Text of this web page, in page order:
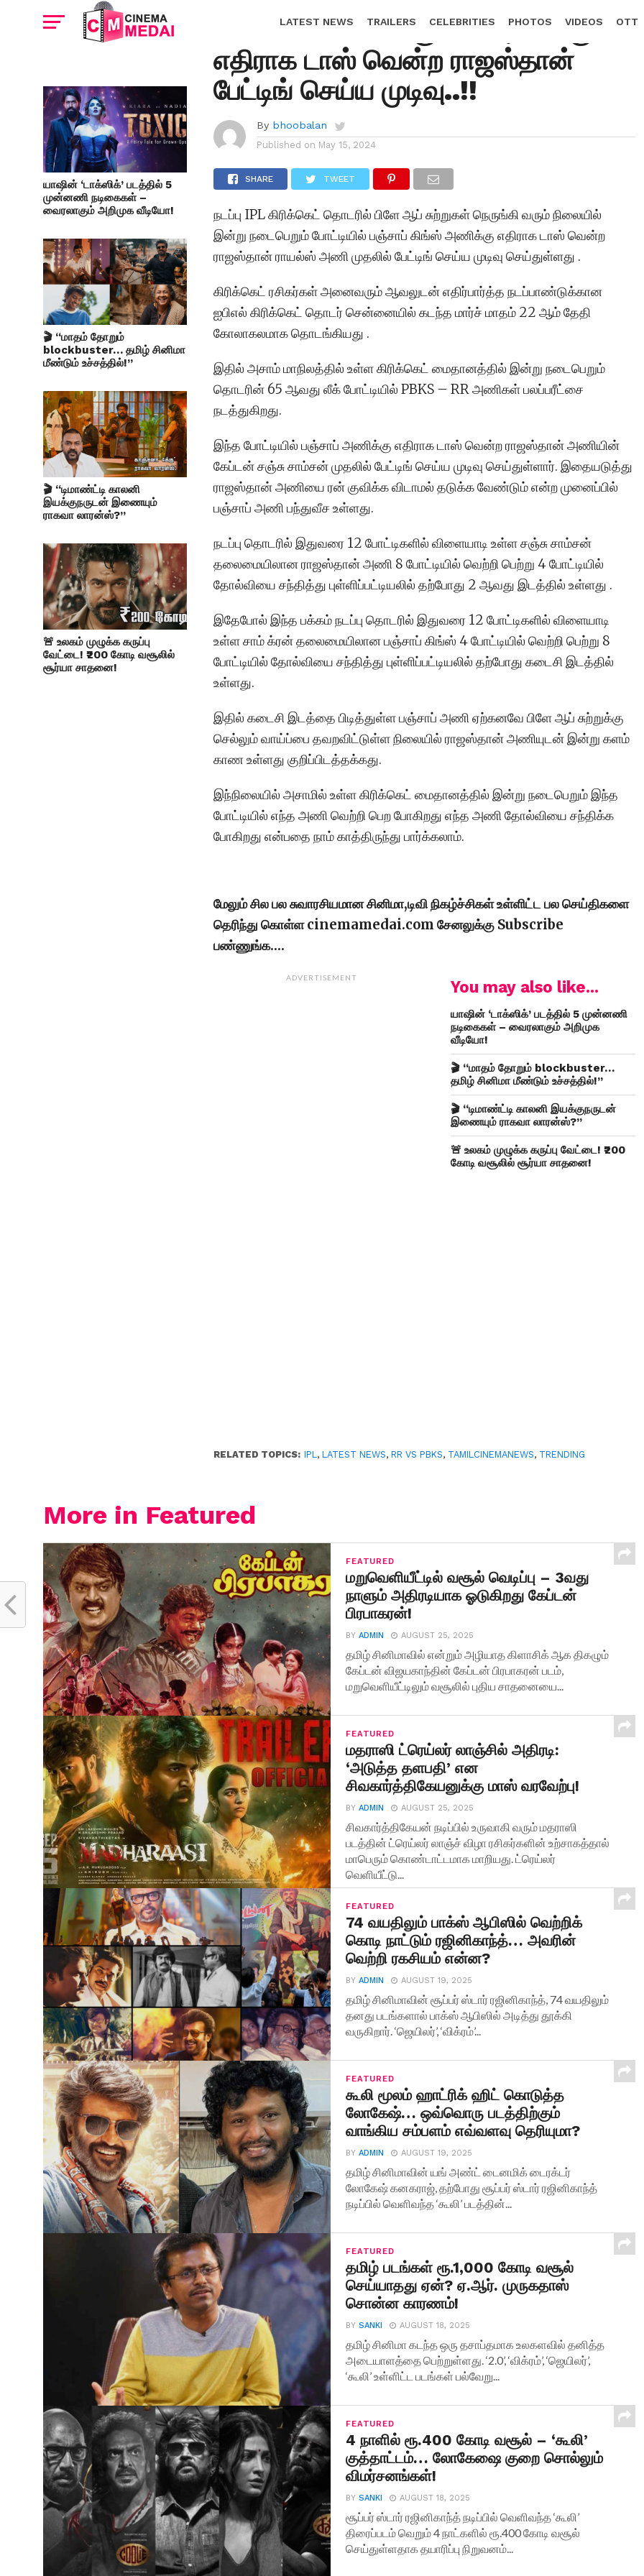
LATEST NEWS TRAILERS CELEBRITIES PHOTOS VIDEOS OTT
யாஷின் ‘டாக்ஸிக்’ படத்தில் 5
முன்னணி நடிகைகள் –
வைரலாகும் அறிமுக வீடியோ!
🎬 “மாதம் தோறும்
blockbuster… தமிழ் சினிமா
மீண்டும் உச்சத்தில்!”
🎬 “டிமாண்ட்டி காலனி
இயக்குநருடன் இணையும்
ராகவா லாரன்ஸ்?”
🚨 உலகம் முழுக்க கருப்பு
வேட்டை! ₹200 கோடி வசூலில்
சூர்யா சாதனை!
PBKS VS RR : பஞ்சாப் அணிக்கு
எதிராக டாஸ் வென்ற ராஜஸ்தான்
பேட்டிங் செய்ய முடிவு..!!
By bhoobalan
Published on May 15, 2024
SHARE TWEET
நடப்பு IPL கிரிக்கெட் தொடரில் பிளே ஆப் சுற்றுகள் நெருங்கி வரும் நிலையில்
இன்று நடைபெறும் போட்டியில் பஞ்சாப் கிங்ஸ் அணிக்கு எதிராக டாஸ் வென்ற
ராஜஸ்தான் ராயல்ஸ் அணி முதலில் பேட்டிங் செய்ய முடிவு செய்துள்ளது .
கிரிக்கெட் ரசிகர்கள் அனைவரும் ஆவலுடன் எதிர்பார்த்த நடப்பாண்டுக்கான
ஐபிஎல் கிரிக்கெட் தொடர் சென்னையில் கடந்த மார்ச் மாதம் 22 ஆம் தேதி
கோலாகலமாக தொடங்கியது .
இதில் அசாம் மாநிலத்தில் உள்ள கிரிக்கெட் மைதானத்தில் இன்று நடைபெறும்
தொடரின் 65 ஆவது லீக் போட்டியில் PBKS – RR அணிகள் பலப்பரீட்சை
நடத்துகிறது.
இந்த போட்டியில் பஞ்சாப் அணிக்கு எதிராக டாஸ் வென்ற ராஜஸ்தான் அணியின்
கேப்டன் சஞ்சு சாம்சன் முதலில் பேட்டிங் செய்ய முடிவு செய்துள்ளார். இதையடுத்து
ராஜஸ்தான் அணியை ரன் குவிக்க விடாமல் தடுக்க வேண்டும் என்ற முனைப்பில்
பஞ்சாப் அணி பந்துவீச உள்ளது.
நடப்பு தொடரில் இதுவரை 12 போட்டிகளில் விளையாடி உள்ள சஞ்சு சாம்சன்
தலைமையிலான ராஜஸ்தான் அணி 8 போட்டியில் வெற்றி பெற்று 4 போட்டியில்
தோல்வியை சந்தித்து புள்ளிப்பட்டியலில் தற்போது 2 ஆவது இடத்தில் உள்ளது .
இதேபோல் இந்த பக்கம் நடப்பு தொடரில் இதுவரை 12 போட்டிகளில் விளையாடி
உள்ள சாம் க்ரன் தலைமையிலான பஞ்சாப் கிங்ஸ் 4 போட்டியில் வெற்றி பெற்று 8
போட்டியில் தோல்வியை சந்தித்து புள்ளிப்பட்டியலில் தற்போது கடைசி இடத்தில்
உள்ளது.
இதில் கடைசி இடத்தை பிடித்துள்ள பஞ்சாப் அணி ஏற்கனவே பிளே ஆப் சுற்றுக்கு
செல்லும் வாய்ப்பை தவறவிட்டுள்ள நிலையில் ராஜஸ்தான் அணியுடன் இன்று களம்
காண உள்ளது குறிப்பிடத்தக்கது.
இந்நிலையில் அசாமில் உள்ள கிரிக்கெட் மைதானத்தில் இன்று நடைபெறும் இந்த
போட்டியில் எந்த அணி வெற்றி பெற போகிறது எந்த அணி தோல்வியை சந்திக்க
போகிறது என்பதை நாம் காத்திருந்து பார்க்கலாம்.
மேலும் சில பல சுவாரசியமான சினிமா,டிவி நிகழ்ச்சிகள் உள்ளிட்ட பல செய்திகளை
தெரிந்து கொள்ள cinemamedai.com சேனலுக்கு Subscribe
பண்ணுங்க….
ADVERTISEMENT You may also like...
யாஷின் ‘டாக்ஸிக்’ படத்தில் 5 முன்னணி
நடிகைகள் – வைரலாகும் அறிமுக
வீடியோ!
🎬 “மாதம் தோறும் blockbuster…
தமிழ் சினிமா மீண்டும் உச்சத்தில்!”
🎬 “டிமாண்ட்டி காலனி இயக்குநருடன்
இணையும் ராகவா லாரன்ஸ்?”
🚨 உலகம் முழுக்க கருப்பு வேட்டை! ₹200
கோடி வசூலில் சூர்யா சாதனை!
RELATED TOPICS: IPL,LATEST NEWS,RR VS PBKS, TAMILCINEMANEWS, TRENDING
More in Featured
FEATURED
மறுவெளியீட்டில் வசூல் வெடிப்பு – 3வது
நாளும் அதிரடியாக ஓடுகிறது கேப்டன்
பிரபாகரன்!
BYADMIN AUGUST 25, 2025
தமிழ் சினிமாவில் என்றும் அழியாத கிளாசிக் ஆக திகழும்
கேப்டன் விஜயகாந்தின் கேப்டன் பிரபாகரன் படம்,
மறுவெளியீட்டிலும் வசூலில் புதிய சாதனையை...
FEATURED
மதராஸி ட்ரெய்லர் லாஞ்சில் அதிரடி:
‘அடுத்த தளபதி’ என
சிவகார்த்திகேயனுக்கு மாஸ் வரவேற்பு!
BYADMIN AUGUST 25, 2025
சிவகார்த்திகேயன் நடிப்பில் உருவாகி வரும் மதராஸி
படத்தின் ட்ரெய்லர் லாஞ்ச் விழா ரசிகர்களின் உற்சாகத்தால்
மாபெரும் கொண்டாட்டமாக மாறியது. ட்ரெய்லர்
வெளியீட்டு...
FEATURED
74 வயதிலும் பாக்ஸ் ஆபிஸில் வெற்றிக்
கொடி நாட்டும் ரஜினிகாந்த்… அவரின்
வெற்றி ரகசியம் என்ன?
BYADMIN AUGUST 19, 2025
தமிழ் சினிமாவின் சூப்பர் ஸ்டார் ரஜினிகாந்த், 74 வயதிலும்
தனது படங்களால் பாக்ஸ் ஆபிஸில் அடித்து தூக்கி
வருகிறார். ‘ஜெயிலர்’, ‘விக்ரம்’...
FEATURED
கூலி மூலம் ஹாட்ரிக் ஹிட் கொடுத்த
லோகேஷ்… ஒவ்வொரு படத்திற்கும்
வாங்கிய சம்பளம் எவ்வளவு தெரியுமா?
BYADMIN AUGUST 19, 2025
தமிழ் சினிமாவின் யங் அண்ட் டைனமிக் டைரக்டர்
லோகேஷ் கனகராஜ், தற்போது சூப்பர் ஸ்டார் ரஜினிகாந்த்
நடிப்பில் வெளிவந்த ‘கூலி’ படத்தின்...
FEATURED
தமிழ் படங்கள் ரூ.1,000 கோடி வசூல்
செய்யாதது ஏன்? ஏ.ஆர். முருகதாஸ்
சொன்ன காரணம்!
BYSANKI AUGUST 18, 2025
தமிழ் சினிமா கடந்த ஒரு தசாப்தமாக உலகளவில் தனித்த
அடையாளத்தை பெற்றுள்ளது. ‘2.0’, ‘விக்ரம்’, ‘ஜெயிலர்’,
‘கூலி’ உள்ளிட்ட படங்கள் பல்வேறு...
FEATURED
4 நாளில் ரூ.400 கோடி வசூல் – ‘கூலி’
குத்தாட்டம்… லோகேஷை குறை சொல்லும்
விமர்சனங்கள்!
BYSANKI AUGUST 18, 2025
சூப்பர் ஸ்டார் ரஜினிகாந்த் நடிப்பில் வெளிவந்த ‘கூலி’
திரைப்படம் வெறும் 4 நாட்களில் ரூ.400 கோடி வசூல்
செய்துள்ளதாக தயாரிப்பு நிறுவனம்...